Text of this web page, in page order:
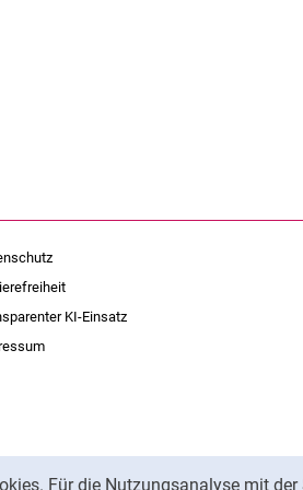
Für die Nutzungsanalyse mit
KI-Einsatz